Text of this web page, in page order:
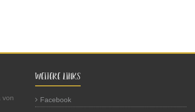
von
WEITERE LINKS
Facebook